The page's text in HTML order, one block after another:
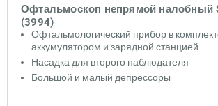
Офтальмоскоп непрямой налобный
(3994)
Офтальмологический прибор в
аккумулятором и зарядной станцией
Насадка для второго наблюдателя
Большой и малый депрессоры